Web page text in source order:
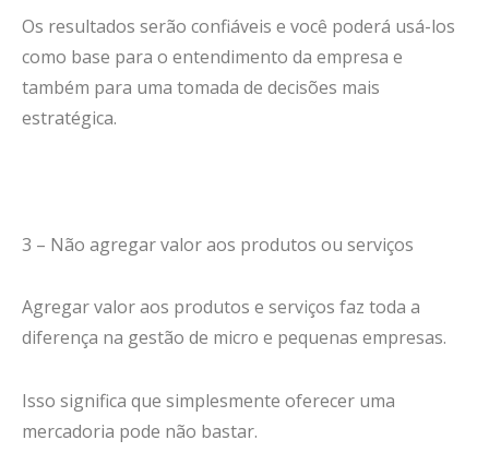
Os resultados serão confiáveis e você poderá usá-los
como base para o entendimento da empresa e
também para uma tomada de decisões mais
estratégica.
3 – Não agregar valor aos produtos ou serviços
Agregar valor aos produtos e serviços faz toda a
diferença na gestão de micro e pequenas empresas.
Isso significa que simplesmente oferecer uma
mercadoria pode não bastar.